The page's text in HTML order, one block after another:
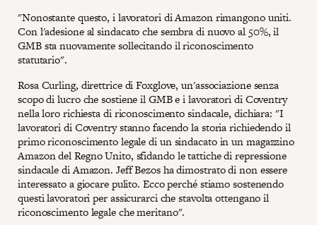
"Nonostante questo, i lavoratori di Amazon rimangono uniti.
Con l'adesione al sindacato che sembra di nuovo al 50%, il
GMB sta nuovamente sollecitando il riconoscimento
statutario".
Rosa Curling, direttrice di Foxglove, un'associazione senza
scopo di lucro che sostiene il GMB e i lavoratori di Coventry
nella loro richiesta di riconoscimento sindacale, dichiara: "I
lavoratori di Coventry stanno facendo la storia richiedendo il
primo riconoscimento legale di un sindacato in un magazzino
Amazon del Regno Unito, sfidando le tattiche di repressione
sindacale di Amazon. Jeff Bezos ha dimostrato di non essere
interessato a giocare pulito. Ecco perché stiamo sostenendo
questi lavoratori per assicurarci che stavolta ottengano il
riconoscimento legale che meritano".